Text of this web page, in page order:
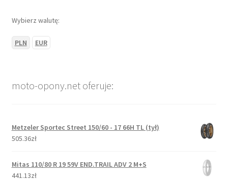
Wybierz walutę:
PLN EUR
moto-opony.net oferuje:
Metzeler Sportec Street 150/60 - 17 66H TL (tył)
505.36zł
Mitas 110/80 R 19 59V END.TRAIL ADV 2 M+S
441.13zł